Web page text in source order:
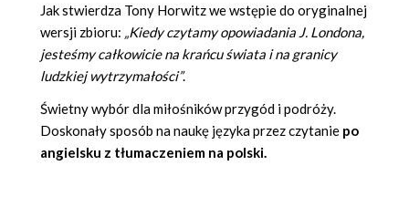
Jak stwierdza Tony Horwitz we wstępie do oryginalnej
wersji zbioru: „Kiedy czytamy opowiadania J. Londona,
jesteśmy całkowicie na krańcu świata i na granicy
ludzkiej wytrzymałości”.
Świetny wybór dla miłośników przygód i podróży.
Doskonały sposób na naukę języka przez czytanie po
angielsku z tłumaczeniem na polski.